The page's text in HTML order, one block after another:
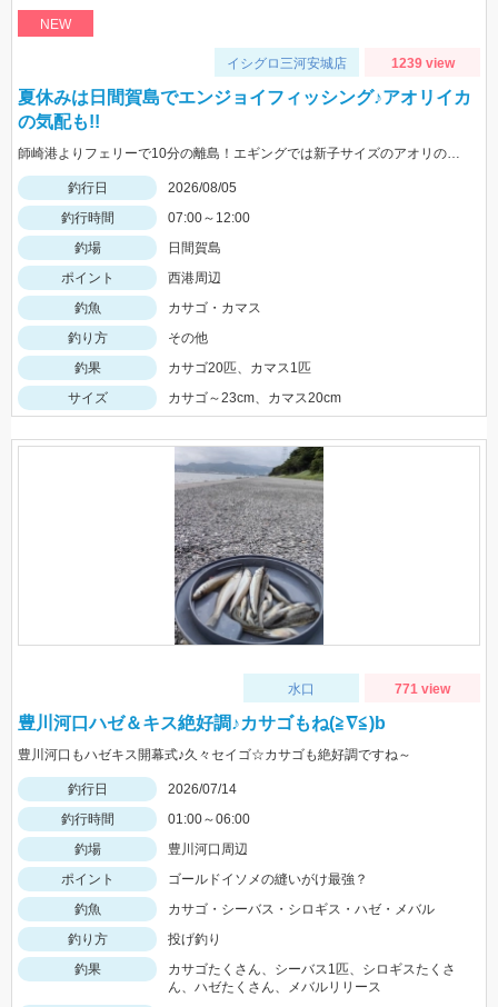
NEW
イシグロ三河安城店 1239 view
夏休みは日間賀島でエンジョイフィッシング♪アオリイカ
の気配も!!
師崎港よりフェリーで10分の離島！エギングでは新子サイズのアオリのチェイス多数！ロックフィッシュは足元を10ｇの根魚玉で狙うと効果的♪カバスキャでも釣果あり！
釣行日
2026/08/05
釣行時間
07:00～12:00
釣場
日間賀島
ポイント
西港周辺
釣魚
カサゴ・カマス
釣り方
その他
釣果
カサゴ20匹、カマス1匹
サイズ
カサゴ～23cm、カマス20cm
水口 771 view
豊川河口ハゼ＆キス絶好調♪カサゴもね(≧∇≦)b
豊川河口もハゼキス開幕式♪久々セイゴ☆カサゴも絶好調ですね～
釣行日
2026/07/14
釣行時間
01:00～06:00
釣場
豊川河口周辺
ポイント
ゴールドイソメの縫いがけ最強？
釣魚
カサゴ・シーバス・シロギス・ハゼ・メバル
釣り方
投げ釣り
釣果
カサゴたくさん、シーバス1匹、シロギスたくさ
ん、ハゼたくさん、メバルリリース